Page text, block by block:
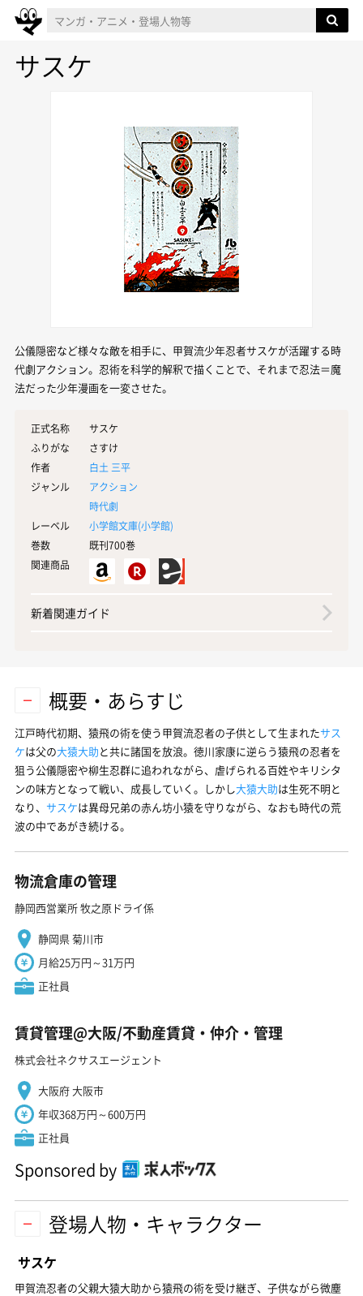
サスケ
公儀隠密など様々な敵を相手に、甲賀流少年忍者サスケが活躍する時
代劇アクション。忍術を科学的解釈で描くことで、それまで忍法＝魔
法だった少年漫画を一変させた。
正式名称
サスケ
ふりがな
さすけ
作者
白土 三平
ジャンル
アクション
時代劇
レーベル
小学館文庫(小学館)
巻数
既刊700巻
関連商品
新着関連ガイド
概要・あらすじ
江戸時代初期、猿飛の術を使う甲賀流忍者の子供として生まれたサス
ケは父の大猿大助と共に諸国を放浪。徳川家康に逆らう猿飛の忍者を
狙う公儀隠密や柳生忍群に追われながら、虐げられる百姓やキリシタ
ンの味方となって戦い、成長していく。しかし大猿大助は生死不明と
なり、 サスケは異母兄弟の赤ん坊小猿を守りながら、なおも時代の荒
波の中であがき続ける。
物流倉庫の管理
静岡西営業所 牧之原ドライ係
静岡県 菊川市
月給25万円～31万円
正社員
賃貸管理@大阪/不動産賃貸・仲介・管理
株式会社ネクサスエージェント
大阪府 大阪市
年収368万円～600万円
正社員
Sponsored by
登場人物・キャラクター
サスケ
甲賀流忍者の父親大猿大助から猿飛の術を受け継ぎ、子供ながら微塵